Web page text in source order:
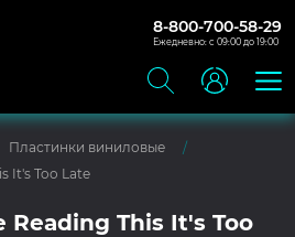
8-800-700-58-29
Ежедневно: с 09:00 до 19:00
Пластинки виниловые
It's Too Late
Reading This It's Too